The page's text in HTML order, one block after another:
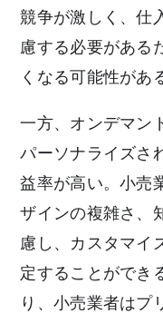
競争が激しく、仕
慮する必要がある
くなる可能性があ
一方、オンデマン
パーソナライズさ
益率が高い。小売
ザインの複雑さ、
慮し、カスタマイ
定することができ
り、小売業者はプ